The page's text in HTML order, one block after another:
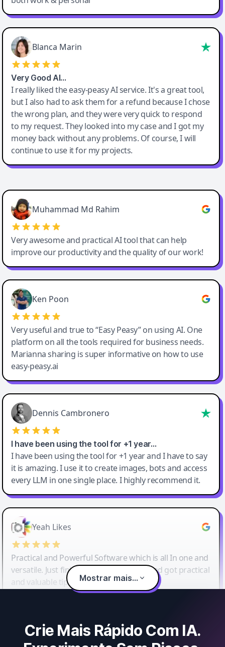
Blanca Marin
Very Good AI…
I really liked the easy-peasy AI service. It's a great tool,
but I also had to ask them for a refund because I chose
the wrong plan, and they were very quick to respond
to my request. They looked into my case and I got my
money back without any problems. Of course, I will
continue to use it for my projects.
Easy-Peasy AI
Muhammad Md Rahim
Very awesome and practical AI tool that can help
improve our productivity and the quality of our work!
Ken Poon
Very useful and true to “Easy Peasy” on using AI. One
platform on all the tools required for business needs.
Marianna sharing is super informative on how to use
easy-peasy.ai
Dennis Cambronero
I have been using the tool for +1 year…
I have been using the tool for +1 year and I have to say
it is amazing. I use it to create images, bots and access
every LLM in one single place. I highly recommend it.
Yeah Likes
Practical and Powerful Software which is all In one and
versatile. Just finished their workshop and got practical
and valuable tips and tricks.
Mostrar mais...
Crie Mais Rápido Com IA.